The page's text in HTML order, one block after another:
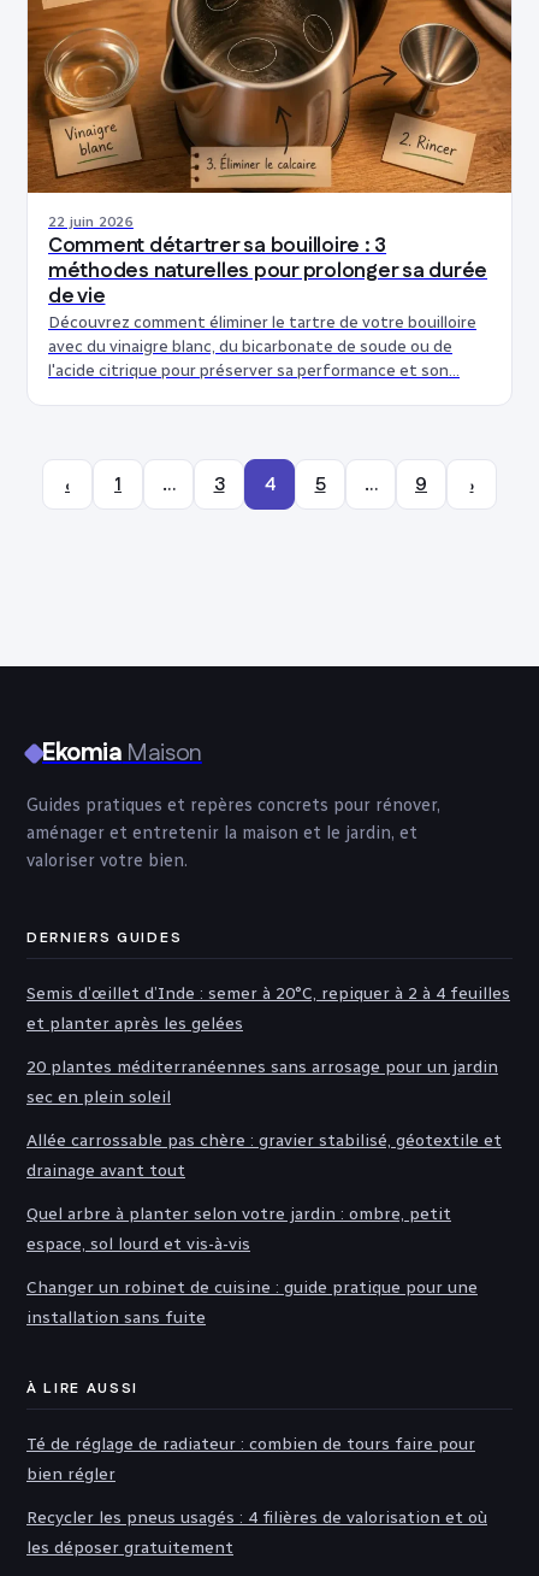
Comment détartrer sa bouilloire : 3
méthodes naturelles pour prolonger sa durée
de vie
22 juin 2026
Découvrez comment éliminer le tartre de votre bouilloire
avec du vinaigre blanc, du bicarbonate de soude ou de
l'acide citrique pour préserver sa performance et son…
‹ 1 … 3 4 5 … 9 ›
EkomiaMaison
Guides pratiques et repères concrets pour rénover,
aménager et entretenir la maison et le jardin, et
valoriser votre bien.
DERNIERS GUIDES
Semis d’œillet d’Inde : semer à 20°C, repiquer à 2 à 4 feuilles
et planter après les gelées
20 plantes méditerranéennes sans arrosage pour un jardin
sec en plein soleil
Allée carrossable pas chère : gravier stabilisé, géotextile et
drainage avant tout
Quel arbre à planter selon votre jardin : ombre, petit
espace, sol lourd et vis-à-vis
Changer un robinet de cuisine : guide pratique pour une
installation sans fuite
À LIRE AUSSI
Té de réglage de radiateur : combien de tours faire pour
bien régler
Recycler les pneus usagés : 4 filières de valorisation et où
les déposer gratuitement